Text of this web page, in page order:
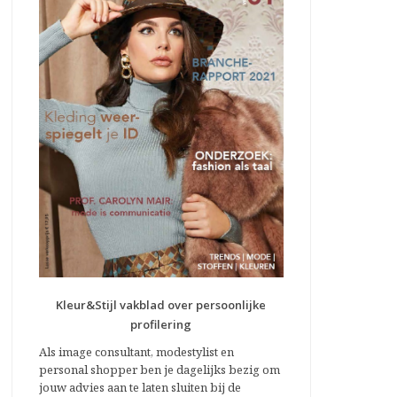
Kleur&Stijl vakblad over persoonlijke
profilering
Als image consultant, modestylist en
personal shopper ben je dagelijks bezig om
jouw advies aan te laten sluiten bij de